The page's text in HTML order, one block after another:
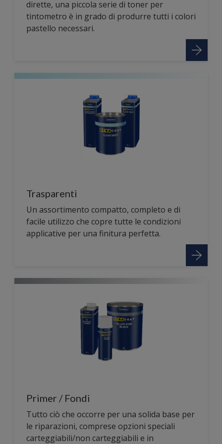
dirette, una piccola serie di toner per
tintometro è in grado di produrre tutti i colori
pastello necessari.
Trasparenti
Un assortimento compatto, completo e di
facile utilizzo che copre tutte le condizioni
applicative per una finitura perfetta.
Primer / Fondi
Tutto ciò che occorre per una solida base per
le riparazioni, comprese opzioni speciali
carteggiabili/non carteggiabili e in